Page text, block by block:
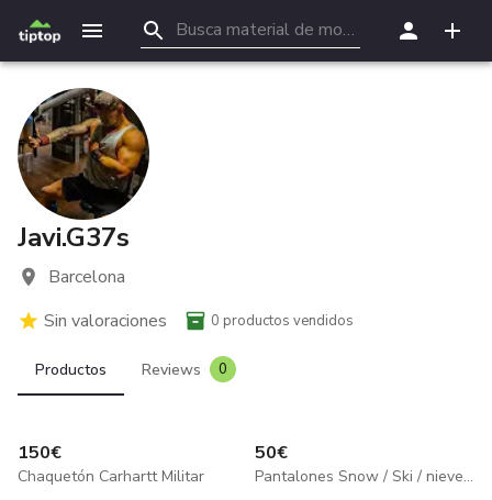
Javi.G37s
Barcelona
Sin valoraciones
0 productos vendidos
Productos Reviews 0
150€
Chaquetón Carhartt Militar
50€
Pantalones Snow / Ski / nieve protest geotech 6.0